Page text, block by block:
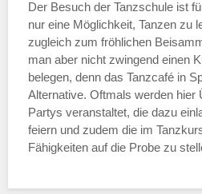
Der Besuch der Tanzschule ist
nur eine Möglichkeit, Tanzen zu
zugleich zum fröhlichen
man aber nicht zwingend einen
belegen, denn das Tanzcafé in
Alternative. Oftmals werden hier
Partys veranstaltet, die dazu
feiern und zudem die im
Fähigkeiten auf die Probe zu